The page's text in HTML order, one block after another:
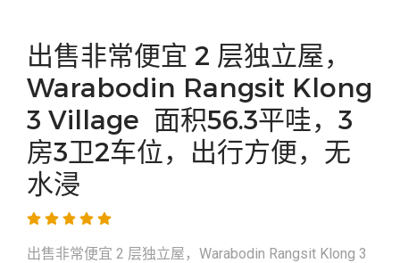
出售非常便宜 2 层独立屋，
Warabodin Rangsit Klong
3 Village 面积56.3平哇，3
房3卫2车位，出行方便，无
水浸️
出售非常便宜 2 层独立屋，Warabodin Rangsit Klong 3